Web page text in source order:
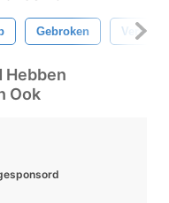
Gebroken
Hebben
Ook